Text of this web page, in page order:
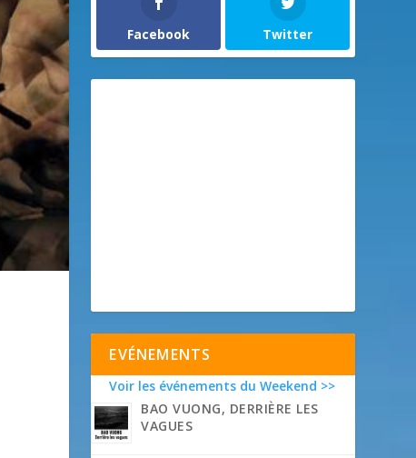
Facebook Twitter
EVÉNEMENTS
Voir les événements du Weekend >>
BAO VUONG, DERRIÈRE LES
VAGUES